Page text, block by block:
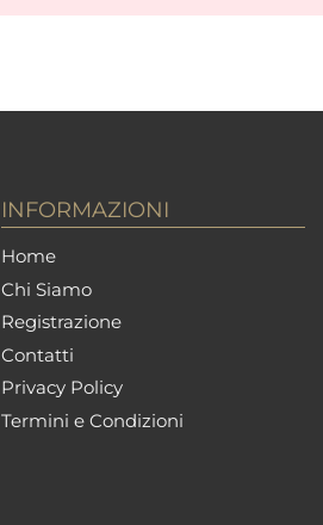
INFORMAZIONI
Home
Chi Siamo
Registrazione
Contatti
Privacy Policy
Termini e Condizioni